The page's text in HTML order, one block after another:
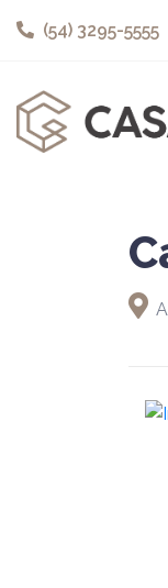
(54) 3295-5555